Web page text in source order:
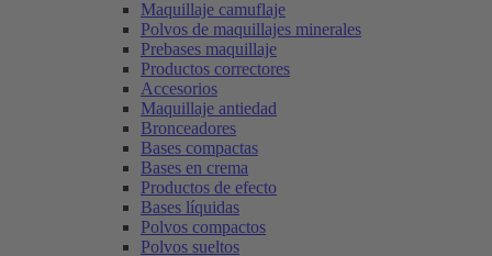
Maquillaje camuflaje
Polvos de maquillajes minerales
Prebases maquillaje
Productos correctores
Accesorios
Maquillaje antiedad
Bronceadores
Bases compactas
Bases en crema
Productos de efecto
Bases líquidas
Polvos compactos
Polvos sueltos